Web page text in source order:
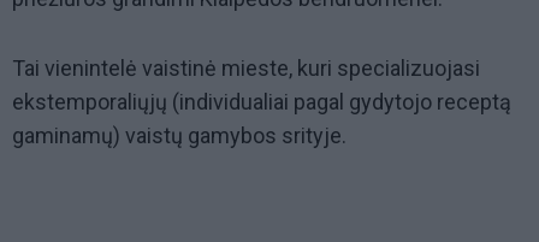
Tai vienintelė vaistinė mieste, kuri specializuojasi
ekstemporaliųjų (individualiai pagal gydytojo receptą
gaminamų) vaistų gamybos srityje.